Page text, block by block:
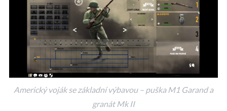
Americký voják se základní výbavou – puška M1 Garand a
granát Mk II